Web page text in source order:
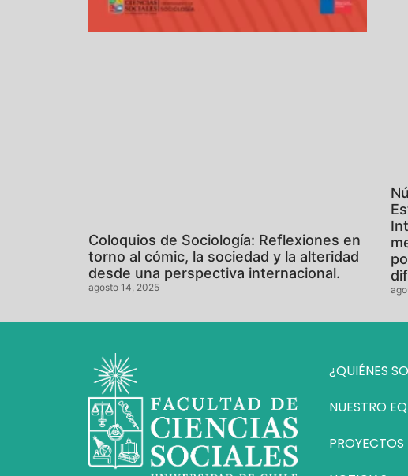
Coloquios de Sociología: Reflexiones en
torno al cómic, la sociedad y la alteridad
desde una perspectiva internacional.
agosto 14, 2025
¿QUIÉNES
NUESTRO
PROYECTOS